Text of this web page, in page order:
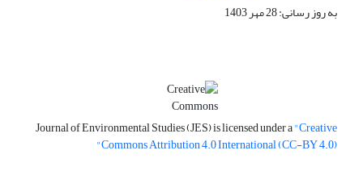
به روز رسانی: 28 مهر 1403
Journal of Environmental Studies (JES) is licensed under a"Creative
Commons Attribution 4.0 International (CC-BY 4.0)"